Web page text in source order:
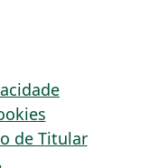
de Titular